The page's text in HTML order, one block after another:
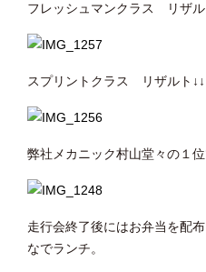
フレッシュマンクラス リザル
スプリントクラス リザルト↓↓
弊社メカニック村山堂々の１
走行会終了後にはお弁当を配
なでランチ。